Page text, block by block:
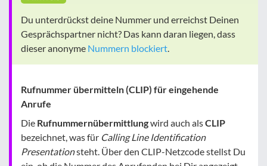
Du unterdrückst deine Nummer und erreichst Deinen
Gesprächspartner nicht? Das kann daran liegen, dass
dieser anonyme Nummern blockiert
Rufnummer übermitteln (CLIP) für eingehende
Anrufe
Die Rufnummernübermittlungwird auch alsCLIP
bezeichnet, was für Calling Line Identification
Presentationsteht. Über den CLIP-Netzcode stellst Du